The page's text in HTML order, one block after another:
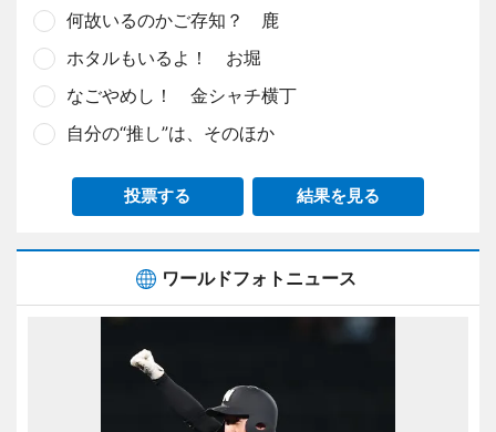
何故いるのかご存知？ 鹿
ホタルもいるよ！ お堀
なごやめし！ 金シャチ横丁
自分の“推し”は、そのほか
投票する 結果を見る
ワールドフォトニュース